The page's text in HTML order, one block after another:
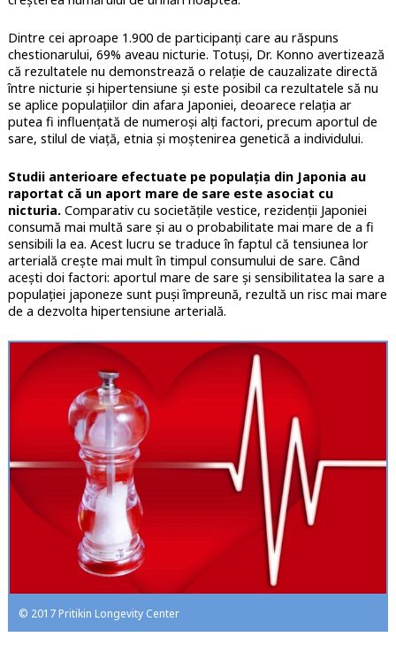
Dintre cei aproape 1.900 de participanți care au răspuns
chestionarului, 69% aveau nicturie. Totuși, Dr. Konno avertizează
că rezultatele nu demonstrează o relație de cauzalizate directă
între nicturie și hipertensiune și este posibil ca rezultatele să nu
se aplice populațiilor din afara Japoniei, deoarece relația ar
putea fi influențată de numeroși alți factori, precum aportul de
sare, stilul de viață, etnia și moștenirea genetică a individului.
Studii anterioare efectuate pe populația din Japonia au
raportat că un aport mare de sare este asociat cu
nicturia.Comparativ cu societățile vestice, rezidenții Japoniei
consumă mai multă sare și au o probabilitate mai mare de a fi
sensibili la ea. Acest lucru se traduce în faptul că tensiunea lor
arterială crește mai mult în timpul consumului de sare. Când
acești doi factori: aportul mare de sare și sensibilitatea la sare a
populației japoneze sunt puși împreună, rezultă un risc mai mare
de a dezvolta hipertensiune arterială.
© 2017 Pritikin Longevity Center